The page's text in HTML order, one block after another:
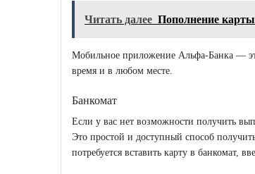
Читать далее Пополнение
Мобильное приложение Альфа-Банка —
время и в любом месте.
Банкомат
Если у вас нет возможности получить
Это простой и доступный способ
потребуется вставить карту в банкомат,